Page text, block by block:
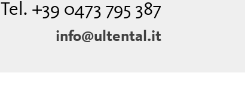
Tel. +39 0473 795 387
info@ultental.it